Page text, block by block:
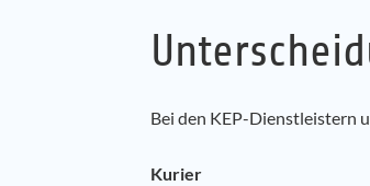
Bei den KEP-Dienstleistern
Kurier